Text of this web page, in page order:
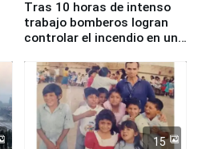
Tras 10 horas de intenso
trabajo bomberos logran
controlar el incendio en una
de Chile
15